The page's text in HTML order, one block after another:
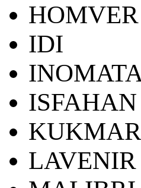
HOMVER
IDI
ISFAHAN
LAVENIR